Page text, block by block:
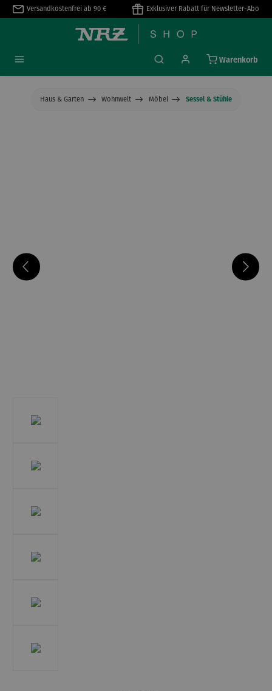
springen
Versandkostenfrei ab 90 € Exklusiver Rabatt für Newsletter-Abo
Warenkorb
Haus & Garten Wohnwelt Möbel Sessel & Stühle